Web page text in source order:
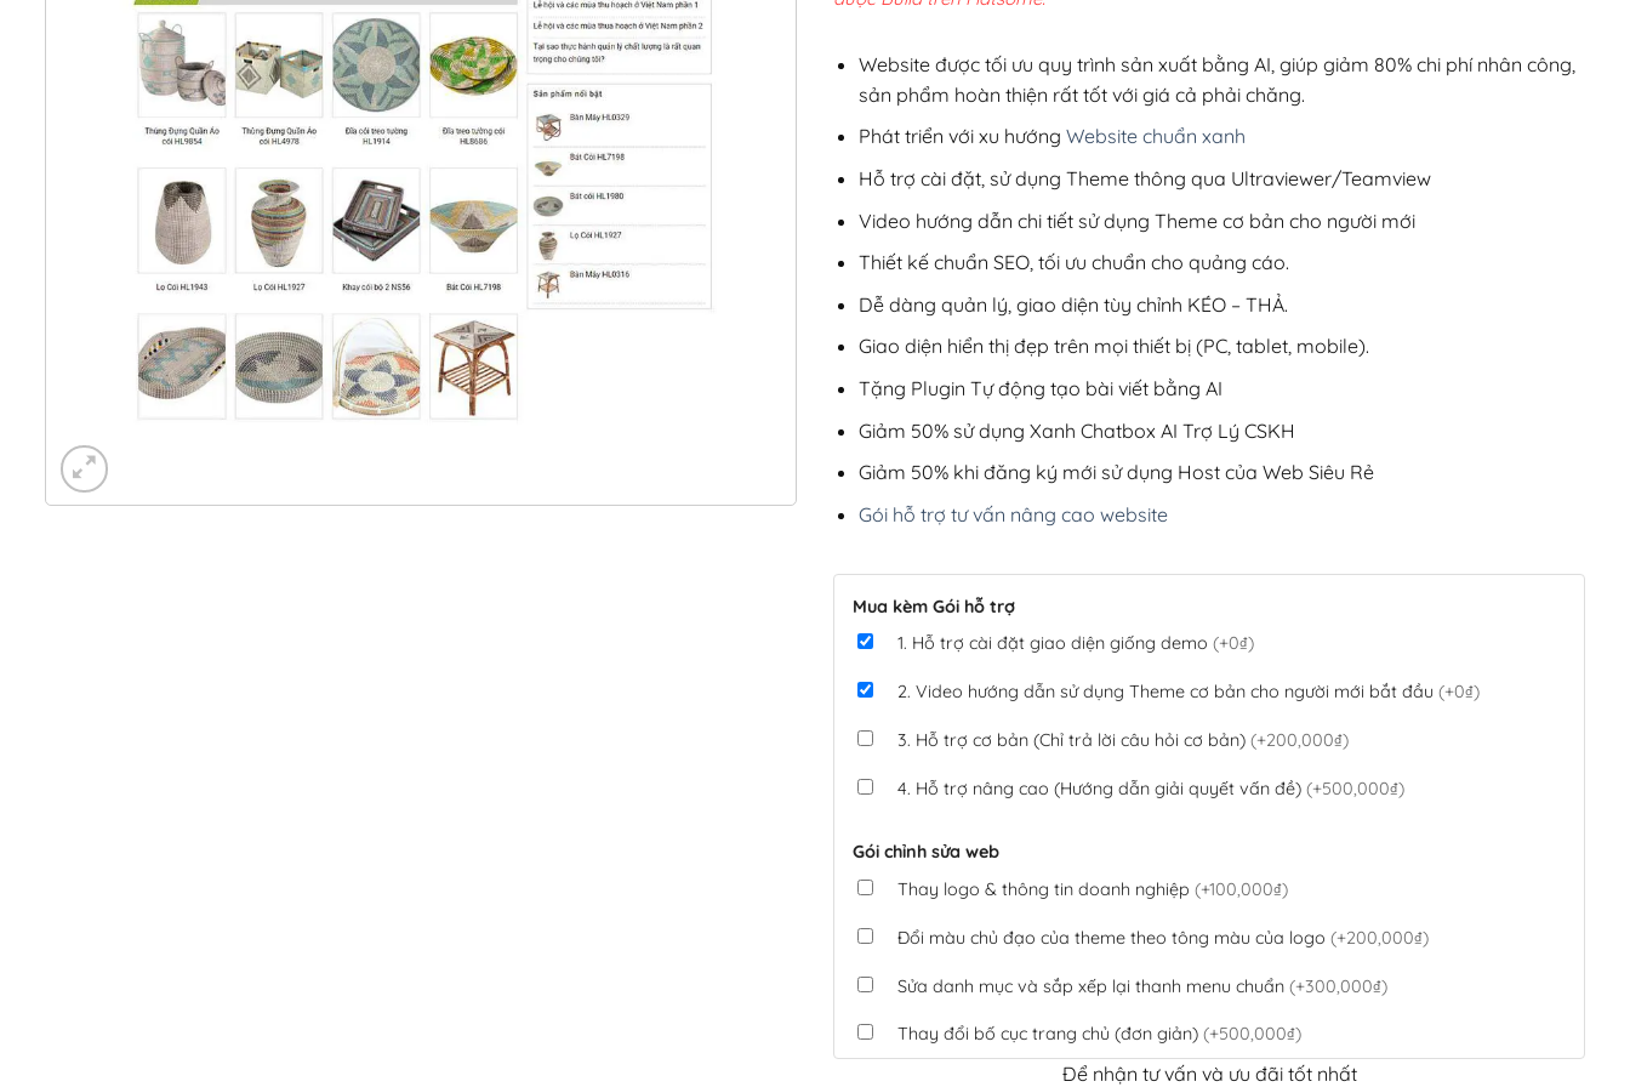
200,000₫.
Website được tối ưu quy trình sản xuất bằng AI, giúp giảm 80% chi phí nhân công,
sản phẩm hoàn thiện rất tốt với giá cả phải chăng.
Phát triển với xu hướng Website chuẩn xanh
Hỗ trợ cài đặt, sử dụng Theme thông qua Ultraviewer/Teamview
Video hướng dẫn chi tiết sử dụng Theme cơ bản cho người mới
Thiết kế chuẩn SEO, tối ưu chuẩn cho quảng cáo.
Dễ dàng quản lý, giao diện tùy chỉnh KÉO – THẢ.
Giao diện hiển thị đẹp trên mọi thiết bị (PC, tablet, mobile).
Tặng Plugin Tự động tạo bài viết bằng AI
Giảm 50% sử dụng Xanh Chatbox AI Trợ Lý CSKH
Giảm 50% khi đăng ký mới sử dụng Host của Web Siêu Rẻ
Gói hỗ trợ tư vấn nâng cao website
Mua kèm Gói hỗ trợ
1. Hỗ trợ cài đặt giao diện giống demo (+0₫)
2. Video hướng dẫn sử dụng Theme cơ bản cho người mới bắt đầu (+0₫)
3. Hỗ trợ cơ bản (Chỉ trả lời câu hỏi cơ bản) (+200,000₫)
4. Hỗ trợ nâng cao (Hướng dẫn giải quyết vấn đề) (+500,000₫)
Gói chỉnh sửa web
Thay logo & thông tin doanh nghiệp (+100,000₫)
Đổi màu chủ đạo của theme theo tông màu của logo (+200,000₫)
Sửa danh mục và sắp xếp lại thanh menu chuẩn (+300,000₫)
Thay đổi bố cục trang chủ (đơn giản) (+500,000₫)
Tích hợp thanh toán QR Code ngân hàng(+100,000₫)
Để nhận tư vấn và ưu đãi tốt nhất